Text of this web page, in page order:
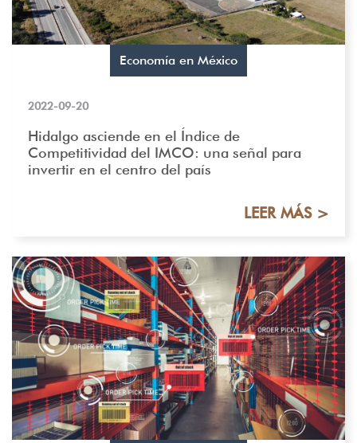
Economía en México
2022-09-20
Hidalgo asciende en el Índice de
Competitividad del IMCO: una señal para
invertir en el centro del país
LEER MÁS >